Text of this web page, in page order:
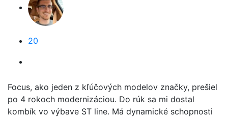
20
Focus, ako jeden z kľúčových modelov značky, prešiel
po 4 rokoch modernizáciou. Do rúk sa mi dostal
kombík vo výbave ST line. Má dynamické schopnosti